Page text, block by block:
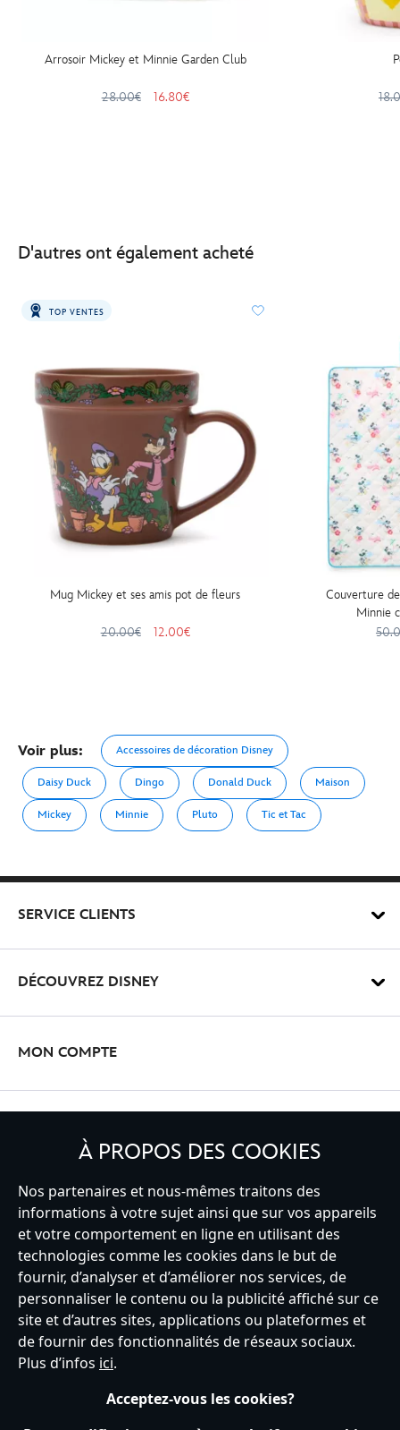
Arrosoir Mickey et Minnie Garden Club
28.00€ 16.80€
D'autres ont également acheté
TOP VENTES
Mug Mickey et ses amis pot de fleurs
20.00€ 12.00€
Couverture
Minnie
Voir plus: Accessoires de décoration Disney
Daisy Duck Dingo Donald Duck Maison
Mickey Minnie Pluto Tic et Tac
SERVICE CLIENTS
DÉCOUVREZ DISNEY
MON COMPTE
France
Service clients Conditions d’utilisation
Trouver un magasin
Plan du site
Règles de respect de la vie privée
Politique de cookies
Notice relative à la confidentialité
Conditions générales de vente
À PROPOS DES COOKIES
Nos partenaires et nous-mêmes traitons des
informations à votre sujet ainsi que sur vos appareils
et votre comportement en ligne en utilisant des
technologies comme les cookies dans le but de
fournir, d’analyser et d’améliorer nos services, de
personnaliser le contenu ou la publicité affiché sur ce
site et d’autres sites, applications ou plateformes et
de fournir des fonctionnalités de réseaux sociaux.
Plus d’infos ici.
Acceptez-vous les cookies?